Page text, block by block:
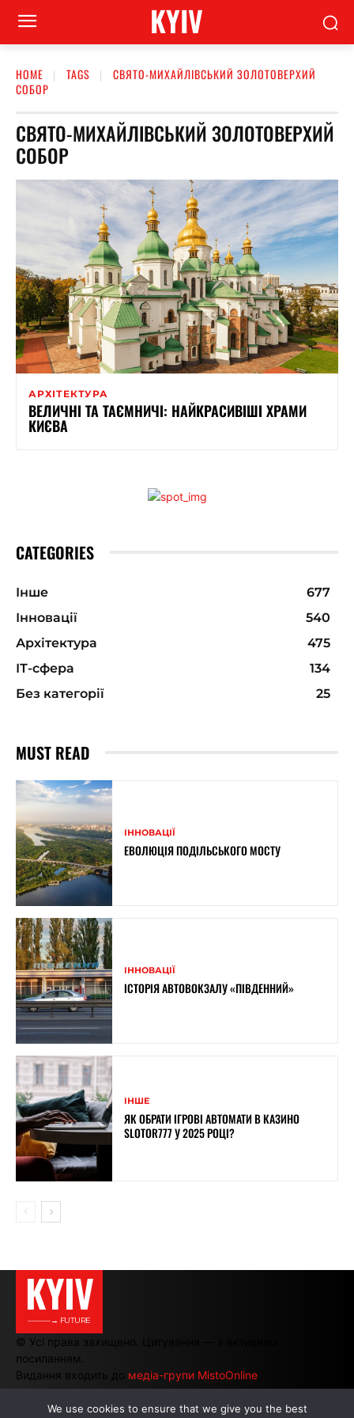
KYIV
HOME TAGS
СВЯТО-МИХАЙЛІВСЬКИЙ ЗОЛОТОВЕРХИЙ
СОБОР
СВЯТО-МИХАЙЛІВСЬКИЙ ЗОЛОТОВЕРХИЙ
СОБОР
АРХІТЕКТУРА
ВЕЛИЧНІ ТА ТАЄМНИЧІ: НАЙКРАСИВІШІ ХРАМИ
КИЄВА
CATEGORIES
Інше
677
Інновації
540
Архітектура
475
ІТ-сфера
134
Без категорії
25
MUST READ
ІННОВАЦІЇ
ЕВОЛЮЦІЯ ПОДІЛЬСЬКОГО МОСТУ
ІННОВАЦІЇ
ІСТОРІЯ АВТОВОКЗАЛУ «ПІВДЕННИЙ»
ІНШЕ
ЯК ОБРАТИ ІГРОВІ АВТОМАТИ В КАЗИНО
SLOTOR777 У 2025 РОЦІ?
KYIV
———→ FUTURE
© Усі права захищено. Цитування — з активним
посиланням.
Видання входить до медіа-групи MistoOnline
We use cookies to ensure that we give you the best